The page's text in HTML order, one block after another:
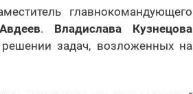
главнокомандующего
. Владислава Кузнецова
задач, возложенных на